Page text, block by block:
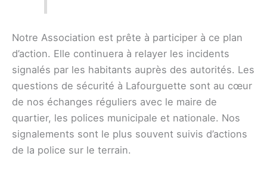
Notre Association est prête à participer à ce plan
d’action. Elle continuera à relayer les incidents
signalés par les habitants auprès des autorités. Les
questions de sécurité à Lafourguette sont au cœur
de nos échanges réguliers avec le maire de
quartier, les polices municipale et nationale. Nos
signalements sont le plus souvent suivis d’actions
de la police sur le terrain.